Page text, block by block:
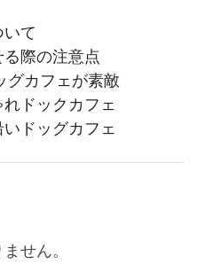
て
際の注意点
グカフェが素敵
ドックカフェ
ドッグカフェ
せん。